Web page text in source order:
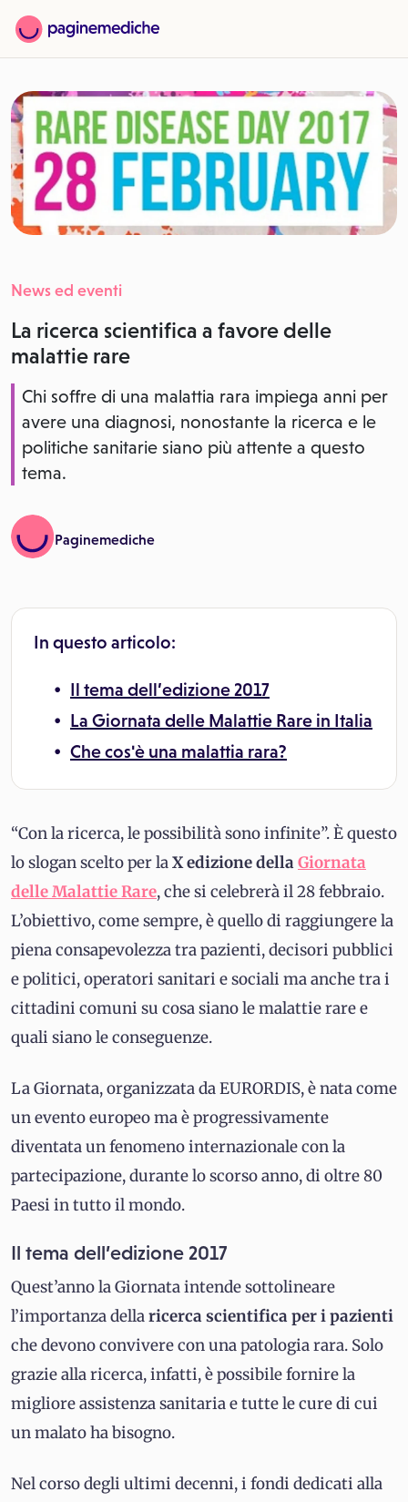
News ed eventi
La ricerca scientifica a favore delle
malattie rare
Chi soffre di una malattia rara impiega anni per
avere una diagnosi, nonostante la ricerca e le
politiche sanitarie siano più attente a questo
tema.
Paginemediche
In questo articolo:
Il tema dell’edizione 2017
La Giornata delle Malattie Rare in Italia
Che cos'è una malattia rara?
“Con la ricerca, le possibilità sono infinite”. È questo
lo slogan scelto per laX edizione dellaGiornata
delle Malattie Rare, che si celebrerà il 28 febbraio.
L’obiettivo, come sempre, è quello di raggiungere la
piena consapevolezza tra pazienti, decisori pubblici
e politici, operatori sanitari e sociali ma anche tra i
cittadini comuni su cosa siano le malattie rare e
quali siano le conseguenze.
La Giornata, organizzata da EURORDIS, è nata come
un evento europeo ma è progressivamente
diventata un fenomeno internazionale con la
partecipazione, durante lo scorso anno, di oltre 80
Paesi in tutto il mondo.
Il tema dell’edizione 2017
Quest’anno la Giornata intende sottolineare
l’importanza dellaricerca scientifica per i pazienti
che devono convivere con una patologia rara. Solo
grazie alla ricerca, infatti, è possibile fornire la
migliore assistenza sanitaria e tutte le cure di cui
un malato ha bisogno.
Nel corso degli ultimi decenni, i fondi dedicati alla